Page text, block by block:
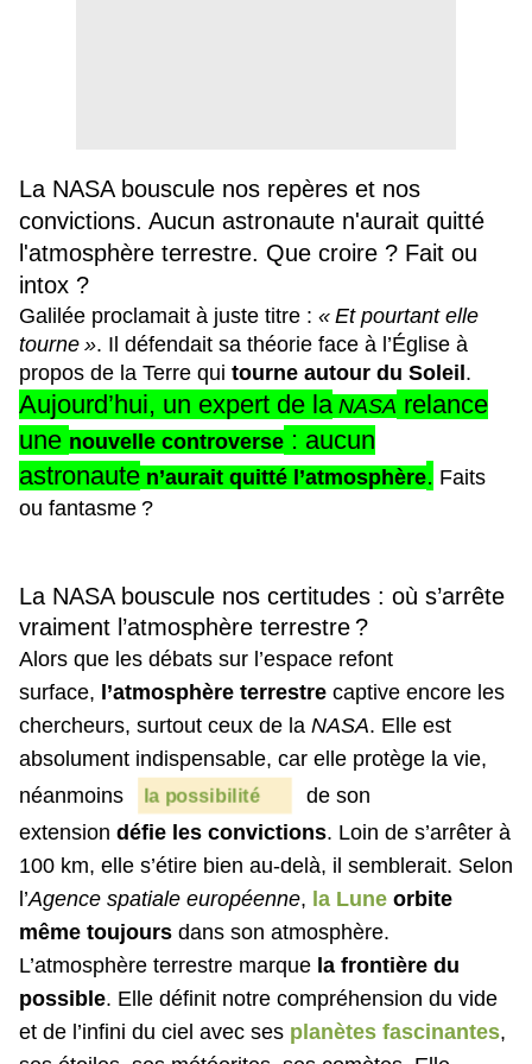
La NASA bouscule nos repères et nos
convictions. Aucun astronaute n'aurait quitté
l'atmosphère terrestre. Que croire ? Fait ou
intox ?
Galilée proclamait à juste titre : « Et pourtant elle
tourne ». Il défendait sa théorie face à l’Église à
propos de la Terre qui tourne autour du Soleil .
Aujourd’hui, un expert de la NASA relance
une nouvelle controverse : aucun
astronaute n’aurait quitté l’atmosphère. Faits
ou fantasme ?
La NASA bouscule nos certitudes : où s’arrête
vraiment l’atmosphère terrestre ?
Alors que les débats sur l’espace refont
surface, l’atmosphère terrestre captive encore les
chercheurs, surtout ceux de la NASA. Elle est
absolument indispensable, car elle protège la vie,
néanmoins
la possibilité
de son
extension défie les convictions. Loin de s’arrêter à
100 km, elle s’étire bien au-delà, il semblerait. Selon
l’Agence spatiale européenne, la Lune orbite
même toujours dans son atmosphère.
L’atmosphère terrestre marque la frontière du
possible. Elle définit notre compréhension du vide
et de l’infini du ciel avec ses planètes fascinantes,